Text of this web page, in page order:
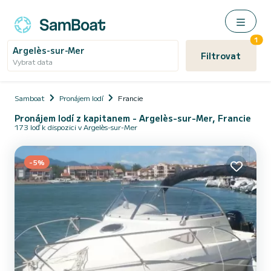
Argelès-sur-Mer
Vybrat data Filtrovat
1
Samboat Pronájem lodí Francie
Pronájem lodí z kapitanem - Argelès-sur-Mer, Francie
173 loď k dispozici v Argelès-sur-Mer
-5%